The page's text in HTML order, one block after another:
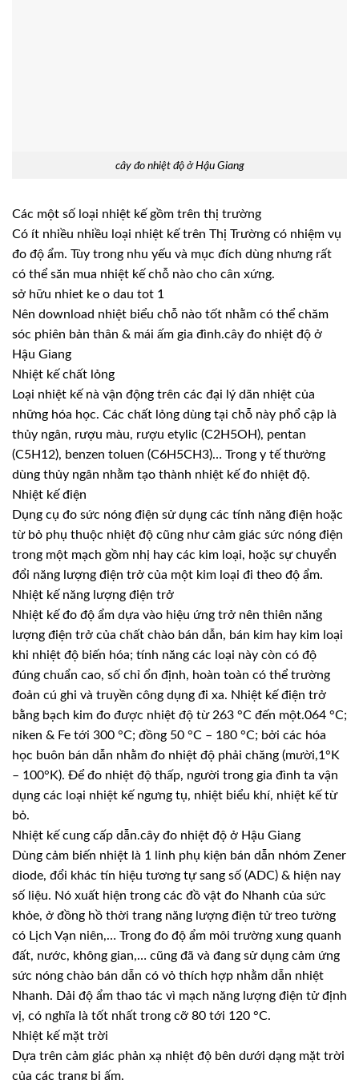
cây đo nhiệt độ ở Hậu Giang
Các một số loại nhiệt kế gồm trên thị trường
Có ít nhiều nhiều loại nhiệt kế trên Thị Trường có nhiệm vụ
đo độ ẩm. Tùy trong nhu yếu và mục đích dùng nhưng rất
có thể săn mua nhiệt kế chỗ nào cho cân xứng.
sở hữu nhiet ke o dau tot 1
Nên download nhiệt biểu chỗ nào tốt nhằm có thể chăm
sóc phiên bản thân & mái ấm gia đình.cây đo nhiệt độ ở
Hậu Giang
Nhiệt kế chất lỏng
Loại nhiệt kế nà vận động trên các đại lý dãn nhiệt của
những hóa học. Các chất lỏng dùng tại chỗ này phổ cập là
thủy ngân, rượu màu, rượu etylic (C2H5OH), pentan
(C5H12), benzen toluen (C6H5CH3)… Trong y tế thường
dùng thủy ngân nhằm tạo thành nhiệt kế đo nhiệt độ.
Nhiệt kế điện
Dụng cụ đo sức nóng điện sử dụng các tính năng điện hoặc
từ bỏ phụ thuộc nhiệt độ cũng như cảm giác sức nóng điện
trong một mạch gồm nhị hay các kim loại, hoặc sự chuyển
đổi năng lượng điện trở của một kim loại đi theo độ ẩm.
Nhiệt kế năng lượng điện trở
Nhiệt kế đo độ ẩm dựa vào hiệu ứng trở nên thiên năng
lượng điện trở của chất chào bán dẫn, bán kim hay kim loại
khi nhiệt độ biến hóa; tính năng các loại này còn có độ
đúng chuẩn cao, số chỉ ổn định, hoàn toàn có thể trường
đoản cú ghi và truyền công dụng đi xa. Nhiệt kế điện trở
bằng bạch kim đo được nhiệt độ từ 263 °C đến một.064 °C;
niken & Fe tới 300 °C; đồng 50 °C – 180 °C; bởi các hóa
học buôn bán dẫn nhằm đo nhiệt độ phải chăng (mười,1°K
– 100°K). Để đo nhiệt độ thấp, người trong gia đình ta vận
dụng các loại nhiệt kế ngưng tụ, nhiệt biểu khí, nhiệt kế từ
bỏ.
Nhiệt kế cung cấp dẫn.cây đo nhiệt độ ở Hậu Giang
Dùng cảm biến nhiệt là 1 linh phụ kiện bán dẫn nhóm Zener
diode, đổi khác tín hiệu tương tự sang số (ADC) & hiện nay
số liệu. Nó xuất hiện trong các đồ vật đo Nhanh của sức
khỏe, ở đồng hồ thời trang năng lượng điện tử treo tường
có Lịch Vạn niên,… Trong đo độ ẩm môi trường xung quanh
đất, nước, không gian,… cũng đã và đang sử dụng cảm ứng
sức nóng chào bán dẫn có vỏ thích hợp nhằm dẫn nhiệt
Nhanh. Dải độ ẩm thao tác vì mạch năng lượng điện tử định
vị, có nghĩa là tốt nhất trong cỡ 80 tới 120 °C.
Nhiệt kế mặt trời
Dựa trên cảm giác phản xạ nhiệt độ bên dưới dạng mặt trời
của các trang bị ấm.